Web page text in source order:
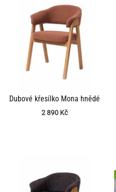
Dubové křesílko Mona hnědé
2 890 Kč